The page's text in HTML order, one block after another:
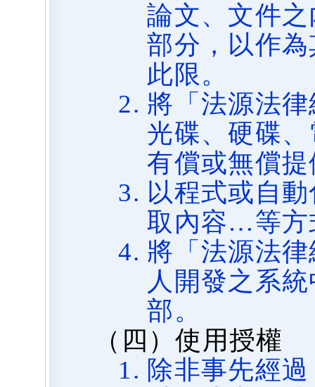
論文、文件
部分，以作
此限。
將「法源法
光碟、硬碟
有償或無償
以程式或自
取內容…等方
將「法源法
人開發之系
部。
（四）使用授權
除非事先經